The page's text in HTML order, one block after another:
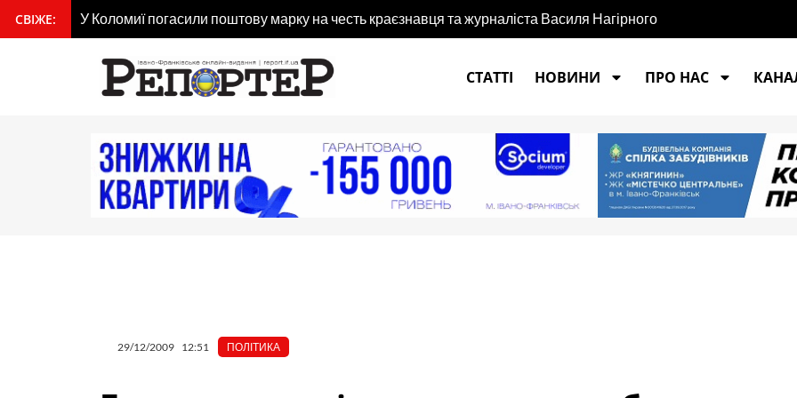
вмісту
СВІЖЕ: У Коломиї погасили поштову марку на честь краєзнавця та журналіста Василя Нагірного
СТАТТІ
НОВИНИ ПРО НАС
29/12/2009 12:51 ПОЛІТИКА